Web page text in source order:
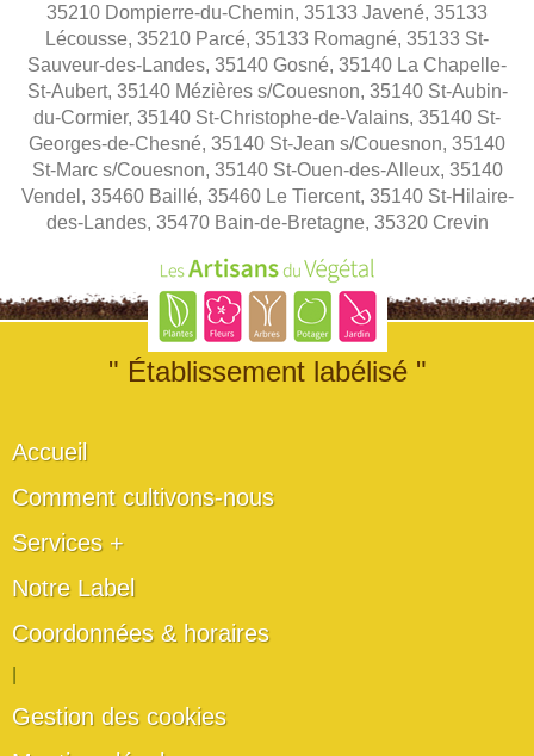
35210 Dompierre-du-Chemin, 35133 Javené, 35133
Lécousse, 35210 Parcé, 35133 Romagné, 35133 St-
Sauveur-des-Landes, 35140 Gosné, 35140 La Chapelle-
St-Aubert, 35140 Mézières s/Couesnon, 35140 St-Aubin-
du-Cormier, 35140 St-Christophe-de-Valains, 35140 St-
Georges-de-Chesné, 35140 St-Jean s/Couesnon, 35140
St-Marc s/Couesnon, 35140 St-Ouen-des-Alleux, 35140
Vendel, 35460 Baillé, 35460 Le Tiercent, 35140 St-Hilaire-
des-Landes, 35470 Bain-de-Bretagne, 35320 Crevin
" Établissement labélisé "
Accueil
Comment cultivons-nous
Services +
Notre Label
Coordonnées & horaires
Gestion des cookies